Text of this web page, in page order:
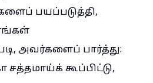
பயப்படுத்தி,
அவர்களைப் பார்த்து:
கூப்பிட்டு,